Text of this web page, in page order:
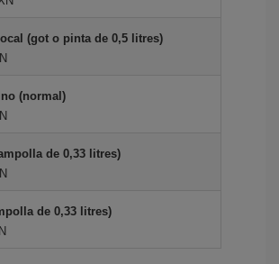
(got o pinta de 0,5 litres)
(normal)
de 0,33 litres)
de 0,33 litres)